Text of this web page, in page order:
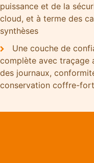
puissance et de la
cloud, et à terme des
synthèses
Une couche de
complète avec traçage
des journaux,
conservation coffre-